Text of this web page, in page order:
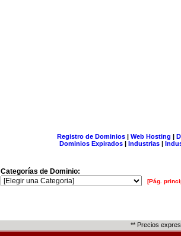
Registro de Dominios| Web Hosting |
Dominios Expirados | Industrias |
Categorías de Dominio:
[Pág.
** Precios